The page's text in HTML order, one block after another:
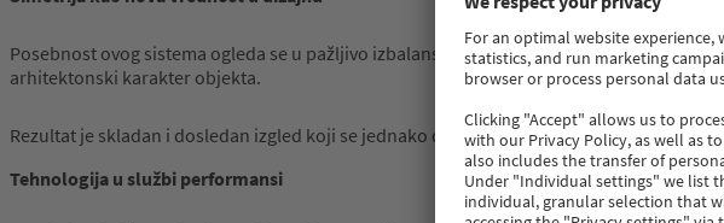
Posebnost ovog sistema ogleda se u pažljivo izbalansiranim proporcijama – kako
arhitektonski karakter objekta.
Rezultat je skladan i dosledan izgled koji se jednako dobro uklapa u savremene
Tehnologija u službi performansi